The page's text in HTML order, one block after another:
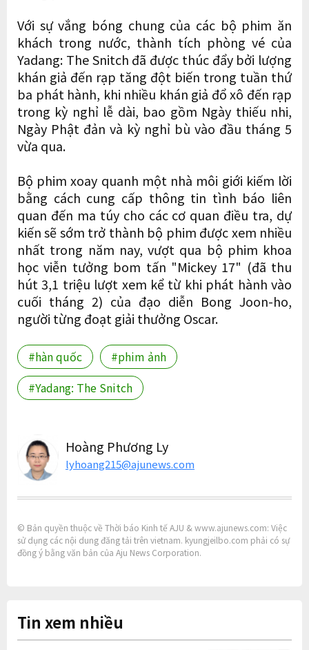
Với sự vắng bóng chung của các bộ phim ăn
khách trong nước, thành tích phòng vé của
Yadang: The Snitch đã được thúc đẩy bởi lượng
khán giả đến rạp tăng đột biến trong tuần thứ
ba phát hành, khi nhiều khán giả đổ xô đến rạp
trong kỳ nghỉ lễ dài, bao gồm Ngày thiếu nhi,
Ngày Phật đản và kỳ nghỉ bù vào đầu tháng 5
vừa qua.
Bộ phim xoay quanh một nhà môi giới kiếm lời
bằng cách cung cấp thông tin tình báo liên
quan đến ma túy cho các cơ quan điều tra, dự
kiến ​​sẽ sớm trở thành bộ phim được xem nhiều
nhất trong năm nay, vượt qua bộ phim khoa
học viễn tưởng bom tấn "Mickey 17" (đã thu
hút 3,1 triệu lượt xem kể từ khi phát hành vào
cuối tháng 2) của đạo diễn Bong Joon-ho,
người từng đoạt giải thưởng Oscar.
#hàn quốc
#phim ảnh
#Yadang: The Snitch
Hoàng Phương Ly
lyhoang215@ajunews.com
© Bản quyền thuộc về Thời báo Kinh tế AJU & www.ajunews.com: Việc
sử dụng các nội dung đăng tải trên vietnam. kyungjeilbo.com phải có sự
đồng ý bằng văn bản của Aju News Corporation.
Tin xem nhiều